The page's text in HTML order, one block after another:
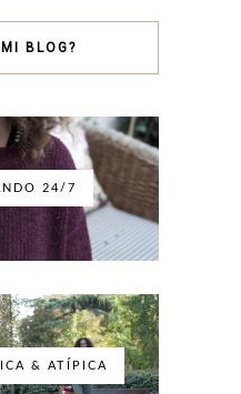
BLOG?
24/7
& ATÍPICA